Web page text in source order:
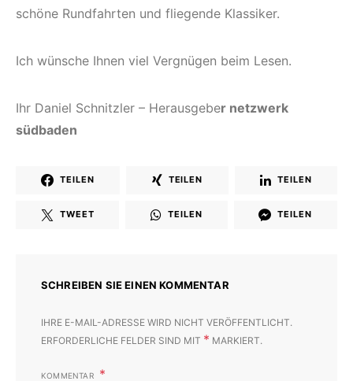
schöne Rundfahrten und fliegende Klassiker.
Ich wünsche Ihnen viel Vergnügen beim Lesen.
Ihr Daniel Schnitzler – Herausgeber netzwerk
südbaden
TEILEN TEILEN TEILEN
TWEET TEILEN TEILEN
SCHREIBEN SIE EINEN KOMMENTAR
IHRE E-MAIL-ADRESSE WIRD NICHT VERÖFFENTLICHT.
ERFORDERLICHE FELDER SIND MIT * MARKIERT.
KOMMENTAR